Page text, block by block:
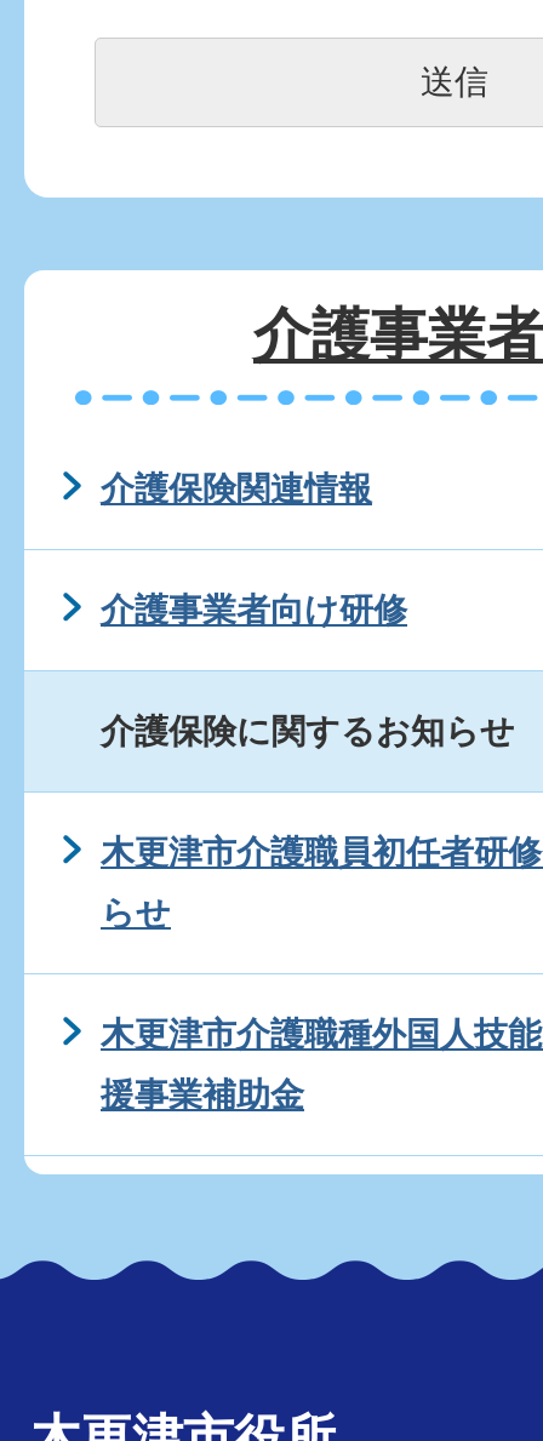
介護事業
介護保険関連情報
介護事業者向け研修
介護保険に関するお知らせ
木更津市介護職員初任者研
らせ
木更津市介護職種外国人技
援事業補助金